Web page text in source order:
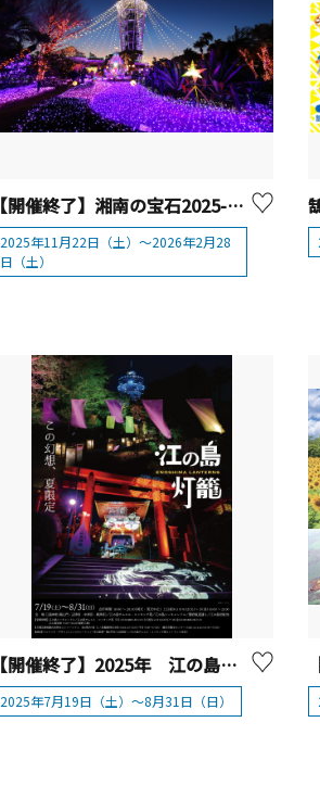
【開催終了】湘南の宝石2025-2026【藤沢市】
2025年11月22日（土）～2026年2月28
日（土）
【開催終了】2025年 江の島灯籠
2025年7月19日（土）～8月31日（日）